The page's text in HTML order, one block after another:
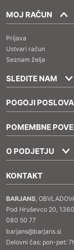
MOJ RAČUN
Prijava
Ustvari račun
Seznam želja
SLEDITE NAM
POGOJI
POMEMBNE
O PODJETJU
KONTAKT
BARJANS,
Pod Hruševco 20,
080 50 77
barjans@barjans.si
Delovni čas: pon-pet: